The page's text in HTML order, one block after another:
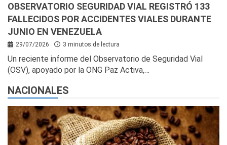
OBSERVATORIO SEGURIDAD VIAL REGISTRÓ 133
FALLECIDOS POR ACCIDENTES VIALES DURANTE
JUNIO EN VENEZUELA
29/07/2026 3 minutos de lectura
Un reciente informe del Observatorio de Seguridad Vial
(OSV), apoyado por la ONG Paz Activa,…
NACIONALES